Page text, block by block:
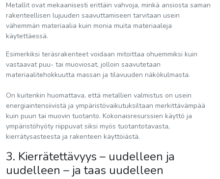
Metallit ovat mekaanisesti erittäin vahvoja, minkä ansiosta saman
rakenteellisen lujuuden saavuttamiseen tarvitaan usein
vähemmän materiaalia kuin monia muita materiaaleja
käytettäessä.
Esimerkiksi teräsrakenteet voidaan mitoittaa ohuemmiksi kuin
vastaavat puu- tai muoviosat, jolloin saavutetaan
materiaalitehokkuutta massan ja tilavuuden näkökulmasta.
On kuitenkin huomattava, että metallien valmistus on usein
energiaintensiivistä ja ympäristövaikutuksiltaan merkittävämpää
kuin puun tai muovin tuotanto. Kokonaisresurssien käyttö ja
ympäristöhyöty riippuvat siksi myös tuotantotavasta,
kierrätysasteesta ja rakenteen käyttöiästä.
3. Kierrätettävyys – uudelleen ja
uudelleen – ja taas uudelleen